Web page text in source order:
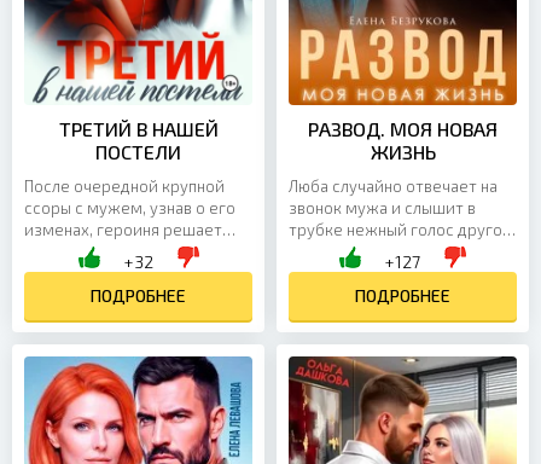
ТРЕТИЙ В НАШЕЙ
ПОСТЕЛИ
После очередной крупной
ссоры с мужем, узнав о его
изменах, героиня решает
уйти из дома и остановиться
в отеле, чтобы хоть немного
прийти в себя. Она...
+32
ПОДРОБНЕЕ
РАЗВОД. МОЯ НОВАЯ
ЖИЗНЬ
Люба случайно отвечает на
звонок мужа и слышит в
трубке нежный голос другой
женщины. Несколько фраз —
и правда становится
очевидной: пока она...
+127
ПОДРОБНЕЕ